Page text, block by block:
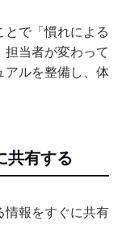
とで「慣れによる
担当者が変わって
アルを整備し、体
共有する
情報をすぐに共有